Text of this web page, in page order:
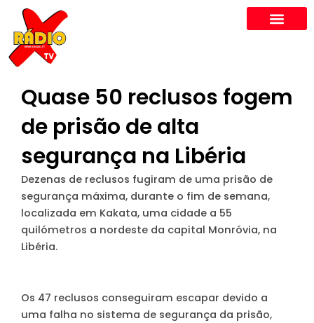
content
Quase 50 reclusos fogem
de prisão de alta
segurança na Libéria
Dezenas de reclusos fugiram de uma prisão de
segurança máxima, durante o fim de semana,
localizada em Kakata, uma cidade a 55
quilómetros a nordeste da capital Monróvia, na
Libéria.
Os 47 reclusos conseguiram escapar devido a
uma falha no sistema de segurança da prisão,